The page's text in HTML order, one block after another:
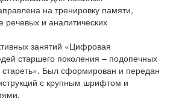
на тренировку памяти,
речевых и аналитических
занятий «Цифровая
старшего поколения – подопечных
Был сформирован и передан
с крупным шрифтом и